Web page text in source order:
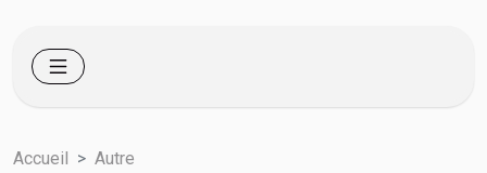
Accueil
Autre